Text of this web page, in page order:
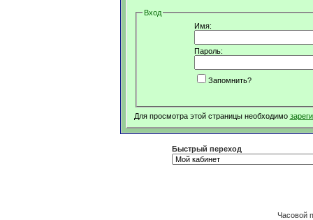
Вход
Имя:
Пароль:
Запомнить?
Для просмотра этой страницы необходимо
Быстрый переход
Часовой